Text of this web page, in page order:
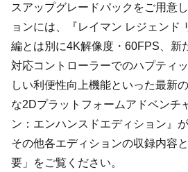
スアップグレードパックをご用意
ョンには、『レイマン レジェンド
編とは別に4K解像度・60FPS、新
対応コントローラーでのハプティ
しい利便性向上機能といった最新
な2Dプラットフォームアドベンチ
ン：エンハンスドエディション』
その他各エディションの収録内容
要」をご覧ください。